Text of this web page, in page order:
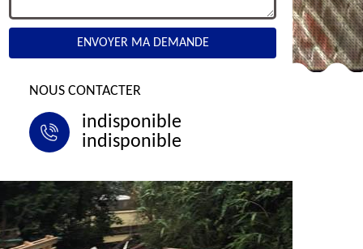
NOUS CONTACTER
indisponible
indisponible